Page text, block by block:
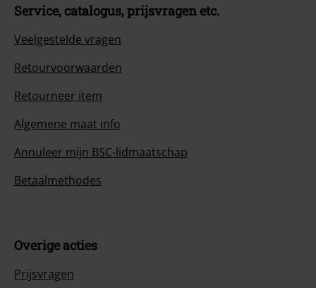
Service, catalogus, prijsvragen etc.
Veelgestelde vragen
Retourvoorwaarden
Retourneer item
Algemene maat info
Annuleer mijn BSC-lidmaatschap
Betaalmethodes
Overige acties
Prijsvragen